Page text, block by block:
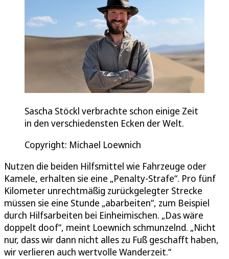
Sascha Stöckl verbrachte schon einige Zeit
in den verschiedensten Ecken der Welt.
Copyright: Michael Loewnich
Nutzen die beiden Hilfsmittel wie Fahrzeuge oder
Kamele, erhalten sie eine „Penalty-Strafe“. Pro fünf
Kilometer unrechtmäßig zurückgelegter Strecke
müssen sie eine Stunde „abarbeiten“, zum Beispiel
durch Hilfsarbeiten bei Einheimischen. „Das wäre
doppelt doof“, meint Loewnich schmunzelnd. „Nicht
nur, dass wir dann nicht alles zu Fuß geschafft haben,
wir verlieren auch wertvolle Wanderzeit.“